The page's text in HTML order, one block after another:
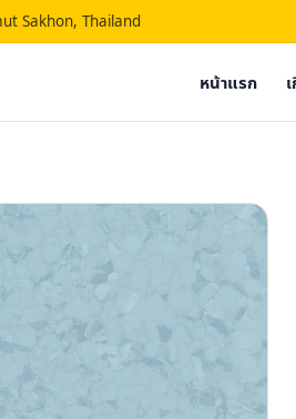
Sakhon, Thailand
หน้าแรก